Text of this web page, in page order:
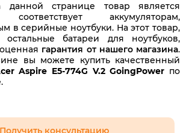
странице товар является
аккумуляторам,
в серийные ноутбуки. На этот товар,
батареи для ноутбуков,
гарантия от нашего магазина.
вы можете купить качественный
Aspire E5-774G V.2 GoingPower по
Получить консультацию